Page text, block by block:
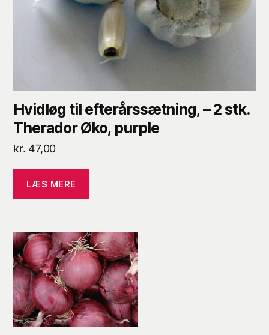
Hvidløg til efterårssætning, – 2 stk.
Therador Øko, purple
kr. 47,00
LÆS MERE